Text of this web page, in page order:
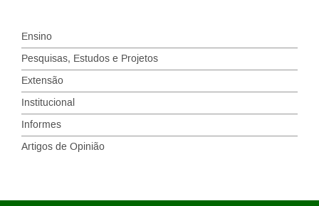
Ensino
Pesquisas, Estudos e Projetos
Extensão
Institucional
Informes
Artigos de Opinião